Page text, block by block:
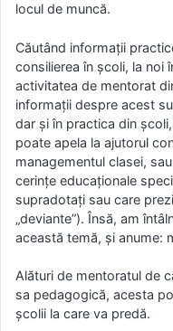
locul de muncă.
Căutând informații
consilierea în școli, la noi
activitatea de mentorat
informații despre acest
dar și în practica din
poate apela la ajutorul
managementul clasei,
cerințe educaționale
supradotați sau care
„deviante”). Însă, am
această temă, și anume:
Alături de mentoratul de
sa pedagogică, acesta
școlii la care va predă.